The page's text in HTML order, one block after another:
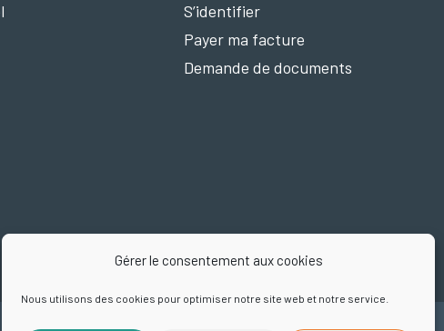
Gérer le consentement aux cookies
Nous utilisons des cookies pour optimiser notre site web et notre service.
S’identifier
Payer ma facture
Demande de documents